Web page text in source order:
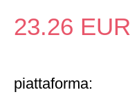
23.26 EUR
piattaforma: